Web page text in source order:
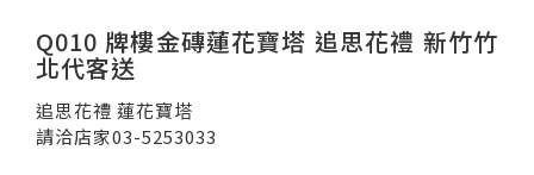
Q010 牌樓金磚蓮花寶塔 追思花禮 新竹竹
北代客送
追思花禮 蓮花寶塔
請洽店家03-5253033